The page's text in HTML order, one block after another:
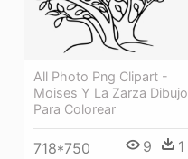
All Photo Png Clipart -
Moises Y La Zarza Dibujo
Para Colorear
718*750 9 1